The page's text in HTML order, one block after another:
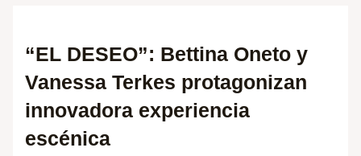
“EL DESEO”: Bettina Oneto y
Vanessa Terkes protagonizan
innovadora experiencia
escénica